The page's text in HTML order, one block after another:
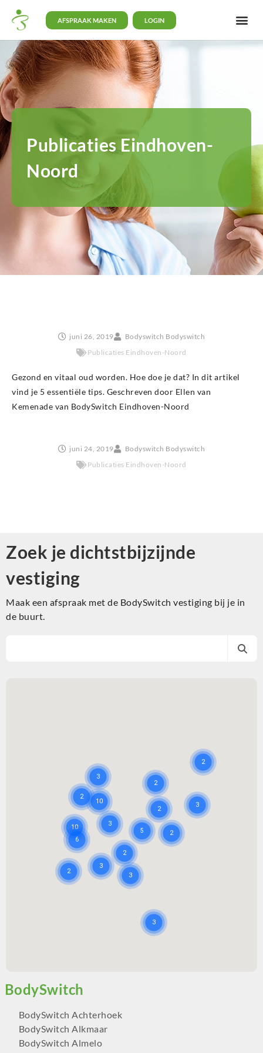
AFSPRAAK MAKEN LOGIN
Publicaties Eindhoven-
Noord
juni 26, 2019
Bodyswitch Bodyswitch
Publicaties Eindhoven-Noord
Gezond en vitaal oud worden. Hoe doe je dat? In dit artikel
vind je 5 essentiële tips. Geschreven door Ellen van
Kemenade van BodySwitch Eindhoven-Noord
juni 24, 2019
Bodyswitch Bodyswitch
Publicaties Eindhoven-Noord
Zoek je dichtstbijzijnde
vestiging
Maak een afspraak met de BodySwitch vestiging bij je in
de buurt.
BodySwitch Achterhoek
BodySwitch Alkmaar
BodySwitch Almelo